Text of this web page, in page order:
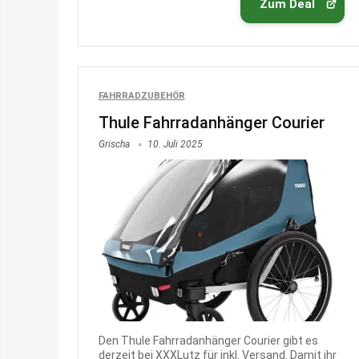
Zum Deal
FAHRRADZUBEHÖR
Thule Fahrradanhänger Courier
Grischa 10. Juli 2025
Den Thule Fahrradanhänger Courier gibt es
derzeit bei XXXLutz für inkl. Versand. Damit ihr